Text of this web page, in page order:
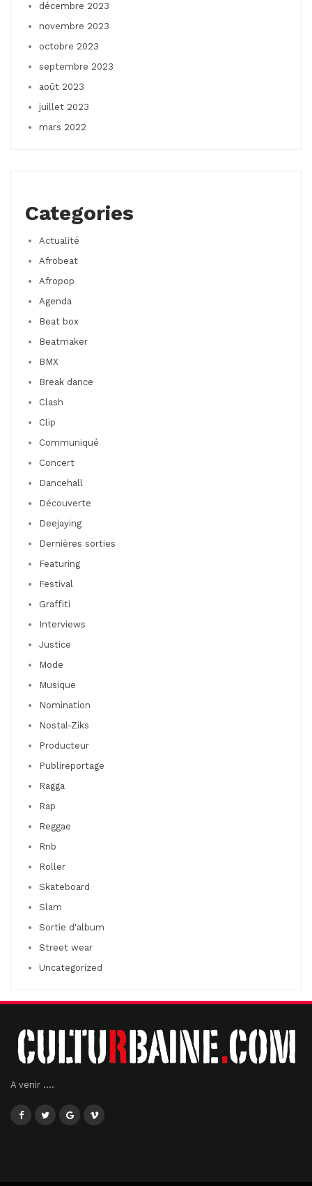
décembre 2023
novembre 2023
octobre 2023
septembre 2023
août 2023
juillet 2023
mars 2022
Categories
Actualité
Afrobeat
Afropop
Agenda
Beat box
Beatmaker
BMX
Break dance
Clash
Clip
Communiqué
Concert
Dancehall
Découverte
Deejaying
Dernières sorties
Featuring
Festival
Graffiti
Interviews
Justice
Mode
Musique
Nomination
Nostal-Ziks
Producteur
Publireportage
Ragga
Rap
Reggae
Rnb
Roller
Skateboard
Slam
Sortie d'album
Street wear
Uncategorized
A venir ....